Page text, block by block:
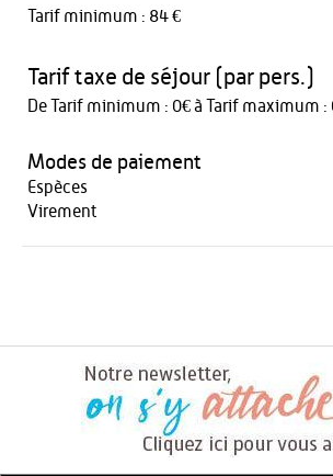
Tarif minimum : 84 €
Tarif taxe de séjour (par pers.)
De Tarif minimum : 0€ à Tarif maximum :
Modes de paiement
Espèces
Virement